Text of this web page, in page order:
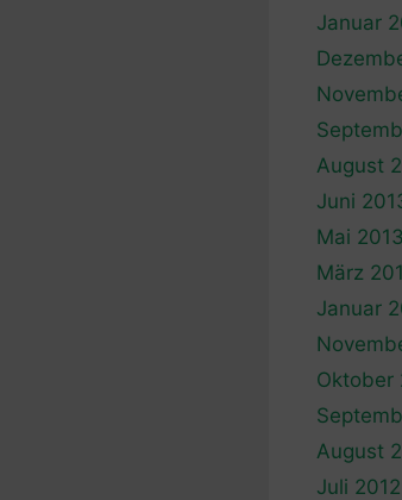
Januar
August
Juni
Mai 2013
März
Januar
Oktober
August
Juli 2012